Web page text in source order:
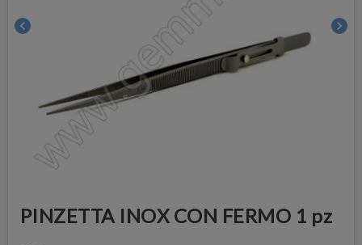
chevron_left chevron_right
PINZETTA INOX CON FERMO 1 pz